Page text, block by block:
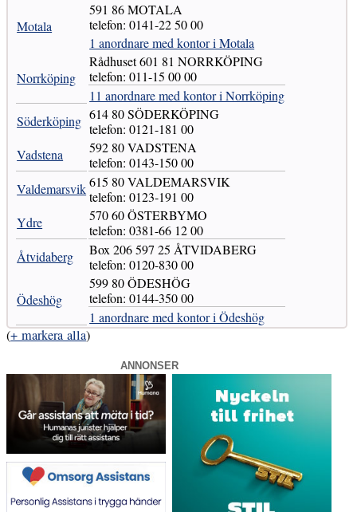
Motala
591 86 MOTALA
telefon: 0141-22 50 00
1 anordnare med kontor i Motala
Norrköping
Rådhuset 601 81 NORRKÖPING
telefon: 011-15 00 00
11 anordnare med kontor i Norrköping
Söderköping 614 80 SÖDERKÖPING
telefon: 0121-181 00
Vadstena
592 80 VADSTENA
telefon: 0143-150 00
Valdemarsvik615 80 VALDEMARSVIK
telefon: 0123-191 00
Ydre
570 60 ÖSTERBYMO
telefon: 0381-66 12 00
Åtvidaberg
Box 206 597 25 ÅTVIDABERG
telefon: 0120-830 00
Ödeshög
599 80 ÖDESHÖG
telefon: 0144-350 00
1 anordnare med kontor i Ödeshög
(+ markera alla)
ANNONSER